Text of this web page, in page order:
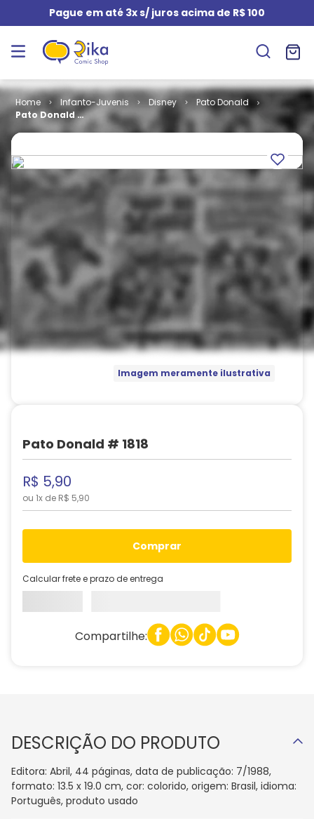
Pague em até 3x s/ juros acima de R$ 100
Infanto-Juvenis Disney
Pato Donald
Pato Donald #
1818
Imagem meramente ilustrativa
Pato Donald # 1818
R$ 5,90
ou 1x de R$ 5,90
comprar
Calcular frete e prazo de entrega
Compartilhe:
DESCRIÇÃO DO PRODUTO
Editora: Abril, 44 páginas, data de publicação: 7/1988,
formato: 13.5 x 19.0 cm, cor: colorido, origem: Brasil, idioma:
Português, produto usado